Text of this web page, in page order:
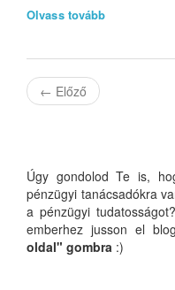
Olvass tovább
← Előző
Úgy gondolod Te is,
pénzügyi tanácsadókra
a pénzügyi
emberhez jusson el
oldal" gombra :)